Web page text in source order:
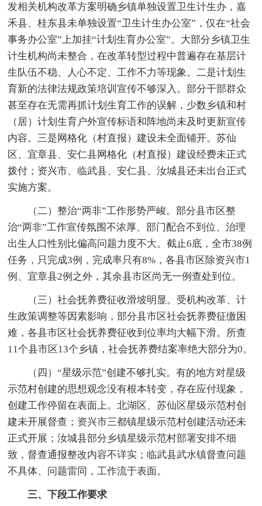
发相关机构改革方案明确乡镇单独设置卫生计生办，嘉
禾县、桂东县未单独设置“卫生计生办公室”，仅在“社会
事务办公室”上加挂“计划生育办公室”。大部分乡镇卫生
计生机构尚未整合，在改革转型过程中普遍存在基层计
生队伍不稳、人心不定、工作不力等现象。二是计划生
育新的法律法规政策培训宣传不够深入。部分干部群众
甚至存在无需再抓计划生育工作的误解，少数乡镇和村
（居）计划生育户外宣传标语和阵地尚未及时更新宣传
内容。三是网格化（村直报）建设未全面铺开。苏仙
区、宜章县、安仁县网格化（村直报）建设经费未正式
拨付；资兴市、临武县、安仁县、汝城县还未出台正式
实施方案。
（二）整治“两非”工作形势严峻。部分县市区整
治“两非”工作宣传氛围不浓厚、部门配合不到位、治理
出生人口性别比偏高问题力度不大。截止6底，全市38例
任务，只完成3例，完成率只有8%，各县市区除资兴市1
例、宜章县2例之外，其余县市区尚无一例查处到位。
（三）社会抚养费征收滑坡明显。受机构改革、计
生政策调整等因素影响，部分县市区社会抚养费征缴困
难，各县市区社会抚养费征收到位率均大幅下滑。所查
11个县市区13个乡镇，社会抚养费结案率绝大部分为0。
（四）“星级示范”创建不够扎实。有的地方对星级
示范村创建的思想观念没有根本转变，存在应付现象，
创建工作停留在表面上。北湖区、苏仙区星级示范村创
建未开展督查；资兴市三都镇星级示范村创建活动还未
正式开展；汝城县部分乡镇星级示范村部署安排不细
致，督查通报整改内容不详实；临武县武水镇督查问题
不具体、问题雷同，工作流于表面。
三、下段工作要求